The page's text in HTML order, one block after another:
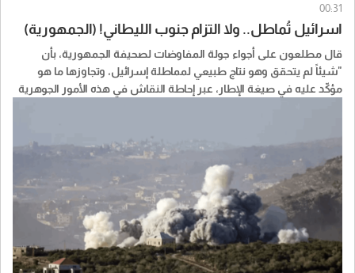
00:31
اسرائيل تُماطل.. ولا التزام جنوب الليطاني! (الجمهورية)
قال مطلعون على أجواء جولة المفاوضات لصحيفة الجمهورية، بأن
"شيئاً لم يتحقق وهو نتاج طبيعي لمماطلة إسرائيل، وتجاوزها ما هو
مؤكّد عليه في صيغة الإطار، عبر إحاطة النقاش في هذه الأمور الجوهرية
الإسرائيلي من مناطق جنوب النهر، يشكّل انطلاقة عملية للمرحلة
التجريبية الثانية وانتشار وحدات الجيش اللبناني فيها. أو بوقف عمليات
النسف والتفجير والاعتداءات على المناطق اللبنانية.